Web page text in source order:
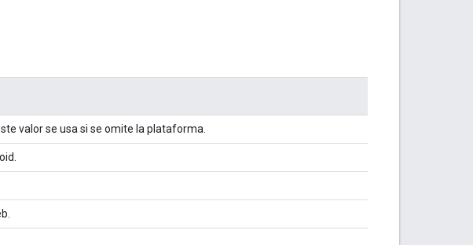
valor se usa si se omite la plataforma.